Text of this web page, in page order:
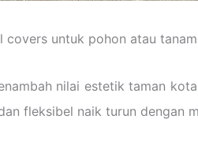
untuk pohon atau
nilai estetik taman
fleksibel naik turun dengan